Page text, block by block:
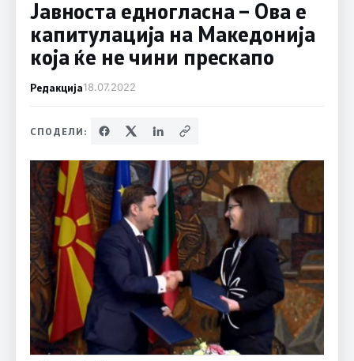
Јавноста едногласна – Ова е
капитулација на Македонија
која ќе не чини прескапо
Редакција18.07.2022
СПОДЕЛИ: